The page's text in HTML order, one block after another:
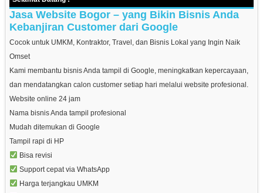
Jasa Website Bogor – yang Bikin Bisnis Anda
Kebanjiran Customer dari Google
Cocok untuk UMKM, Kontraktor, Travel, dan Bisnis Lokal yang Ingin Naik
Omset
Kami membantu bisnis Anda tampil di Google, meningkatkan kepercayaan,
dan mendatangkan calon customer setiap hari melalui website profesional.
Website online 24 jam
Nama bisnis Anda tampil profesional
Mudah ditemukan di Google
Tampil rapi di HP
Bisa revisi
Support cepat via WhatsApp
Harga terjangkau UMKM